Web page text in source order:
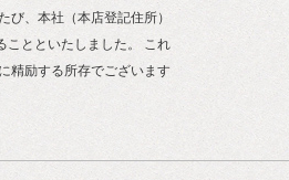
び、本社（本店登記住所）
ことといたしました。 これ
精励する所存でございます
鞭撻を賜りますようお願
2019年3月1日（金）